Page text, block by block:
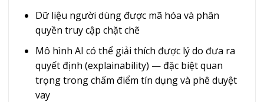
Dữ liệu người dùng được mã hóa và phân
quyền truy cập chặt chẽ
Mô hình AI có thể giải thích được lý do đưa ra
quyết định (explainability) — đặc biệt quan
trọng trong chấm điểm tín dụng và phê duyệt
vay